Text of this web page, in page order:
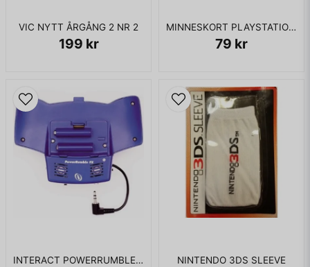
VIC NYTT ÅRGÅNG 2 NR 2
199 kr
MINNESKORT PLAYSTATION 1MB
79 kr
INTERACT POWERRUMBLE FX GAMEBOY ADVANCE NINTENDO 3DS SLEEVE